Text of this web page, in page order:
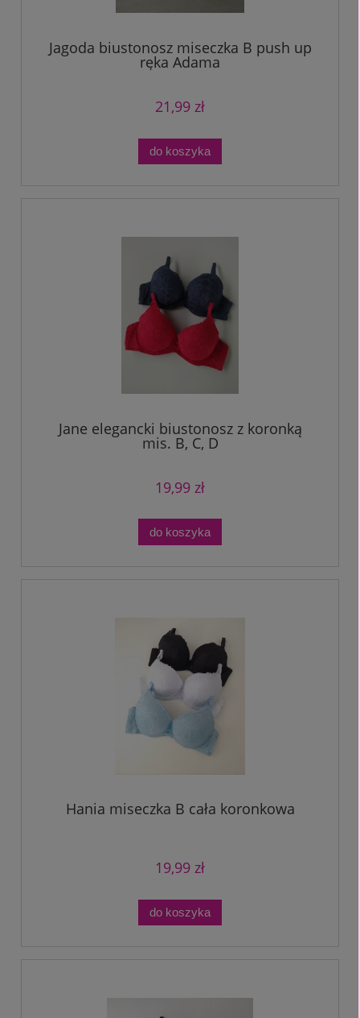
Jagoda biustonosz miseczka B push up
ręka Adama
21,99 zł
do koszyka
Jane elegancki biustonosz z koronką
mis. B, C, D
19,99 zł
do koszyka
Hania miseczka B cała koronkowa
19,99 zł
do koszyka